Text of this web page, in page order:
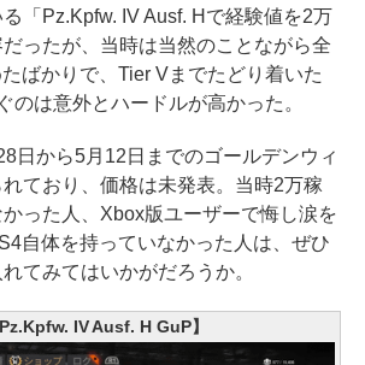
「Pz.Kpfw. IV Ausf. Hで経験値を2万
ったが、当時は当然のことながら全
ばかりで、Tier Vまでたどり着いた
のは意外とハードルが高かった。
日から5月12日までのゴールデンウィ
ており、価格は未発表。当時2万稼
った人、Xbox版ユーザーで悔し涙を
自体を持っていなかった人は、ぜひ
てみてはいかがだろうか。
Pz.Kpfw. IV Ausf. H GuP】